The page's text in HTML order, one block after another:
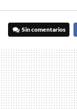
Sin comentarios